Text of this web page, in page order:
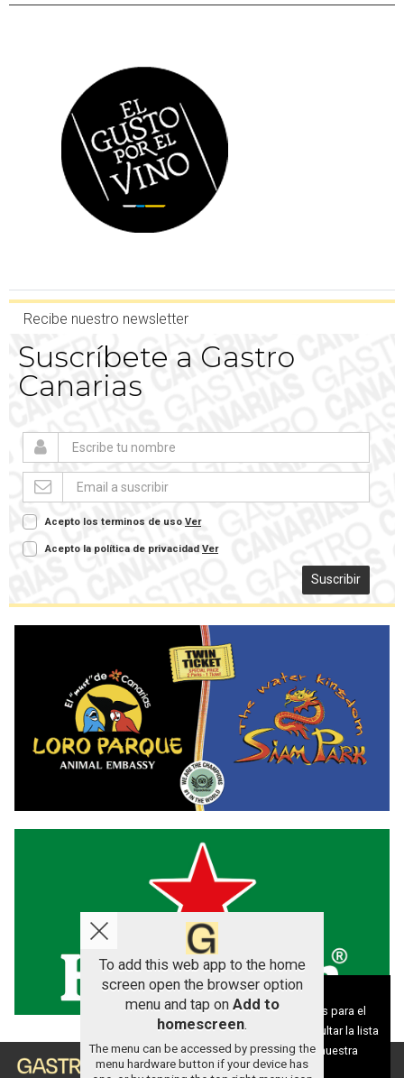
Recibe nuestro newsletter
Suscríbete a Gastro
Canarias
Acepto los terminos de uso Ver
Acepto la política de privacidad Ver
Suscribir
To add this web app to the home
screen open the browser option
menu and tap on Add to
homescreen.
The menu can be accessed by pressing the
menu hardware button if your device has
Aviso sobre el Uso de cookies:
Utilizamos cookies nuestras y de terceros para el
funcionamiento del digital. Puedes consultar la lista
de cookies y como desconectarlas. Ver nuestra
Política de Privacidad y Cookies